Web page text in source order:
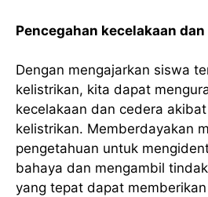
Pencegahan kecelakaan dan
Dengan mengajarkan siswa
kelistrikan, kita dapat
kecelakaan dan cedera
kelistrikan. Memberdayakan
pengetahuan untuk
bahaya dan mengambil
yang tepat dapat